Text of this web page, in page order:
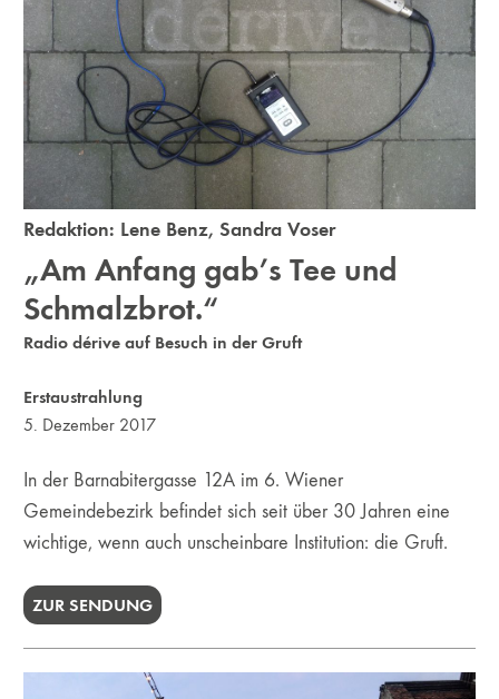
Redaktion: Lene Benz, Sandra Voser
„Am Anfang gab’s Tee und
Schmalzbrot.“
Radio dérive auf Besuch in der Gruft
Erstaustrahlung
5. Dezember 2017
In der Barnabitergasse 12A im 6. Wiener
Gemeindebezirk befindet sich seit über 30 Jahren eine
wichtige, wenn auch unscheinbare Institution: die Gruft.
ZUR SENDUNG